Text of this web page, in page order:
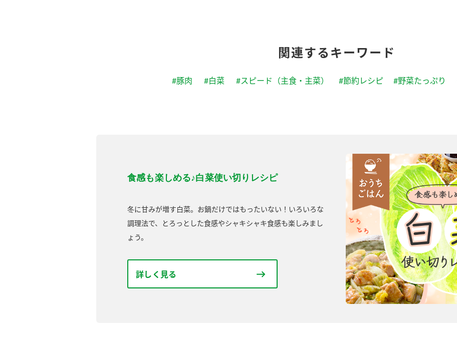
関連するキーワード
#豚肉 #白菜 #スピード（主食・主菜） #節約レシピ #野菜たっぷり
食感も楽しめる♪白菜使い切りレシピ
冬に甘みが増す白菜。お鍋だけではもったいない！いろいろな
調理法で、とろっとした食感やシャキシャキ食感も楽しみまし
ょう。
詳しく見る